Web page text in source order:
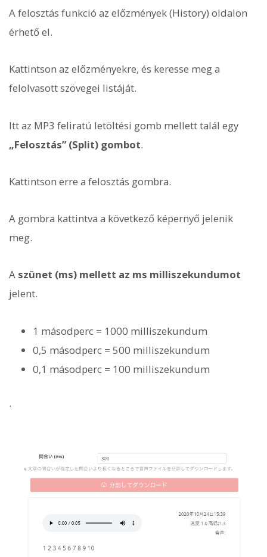
A felosztás funkció az előzmények (History) oldalon
érhető el.
Kattintson az előzményekre, és keresse meg a
felolvasott szövegei listáját.
Itt az MP3 feliratú letöltési gomb mellett talál egy
„Felosztás” (Split) gombot.
Kattintson erre a felosztás gombra.
A gombra kattintva a következő képernyő jelenik
meg.
A szünet (ms) mellett az ms milliszekundumot
jelent.
1 másodperc = 1000 milliszekundum
0,5 másodperc = 500 milliszekundum
0,1 másodperc = 100 milliszekundum
.